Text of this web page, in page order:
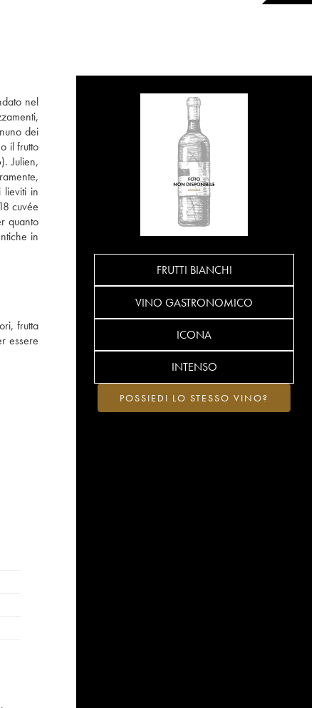
nel
dei
il frutto
Julien,
lieviti in
cuvée
quanto
in
frutta
essere
FRUTTI BIANCHI
VINO GASTRONOMICO
ICONA
INTENSO
POSSIEDI LO STESSO VINO?